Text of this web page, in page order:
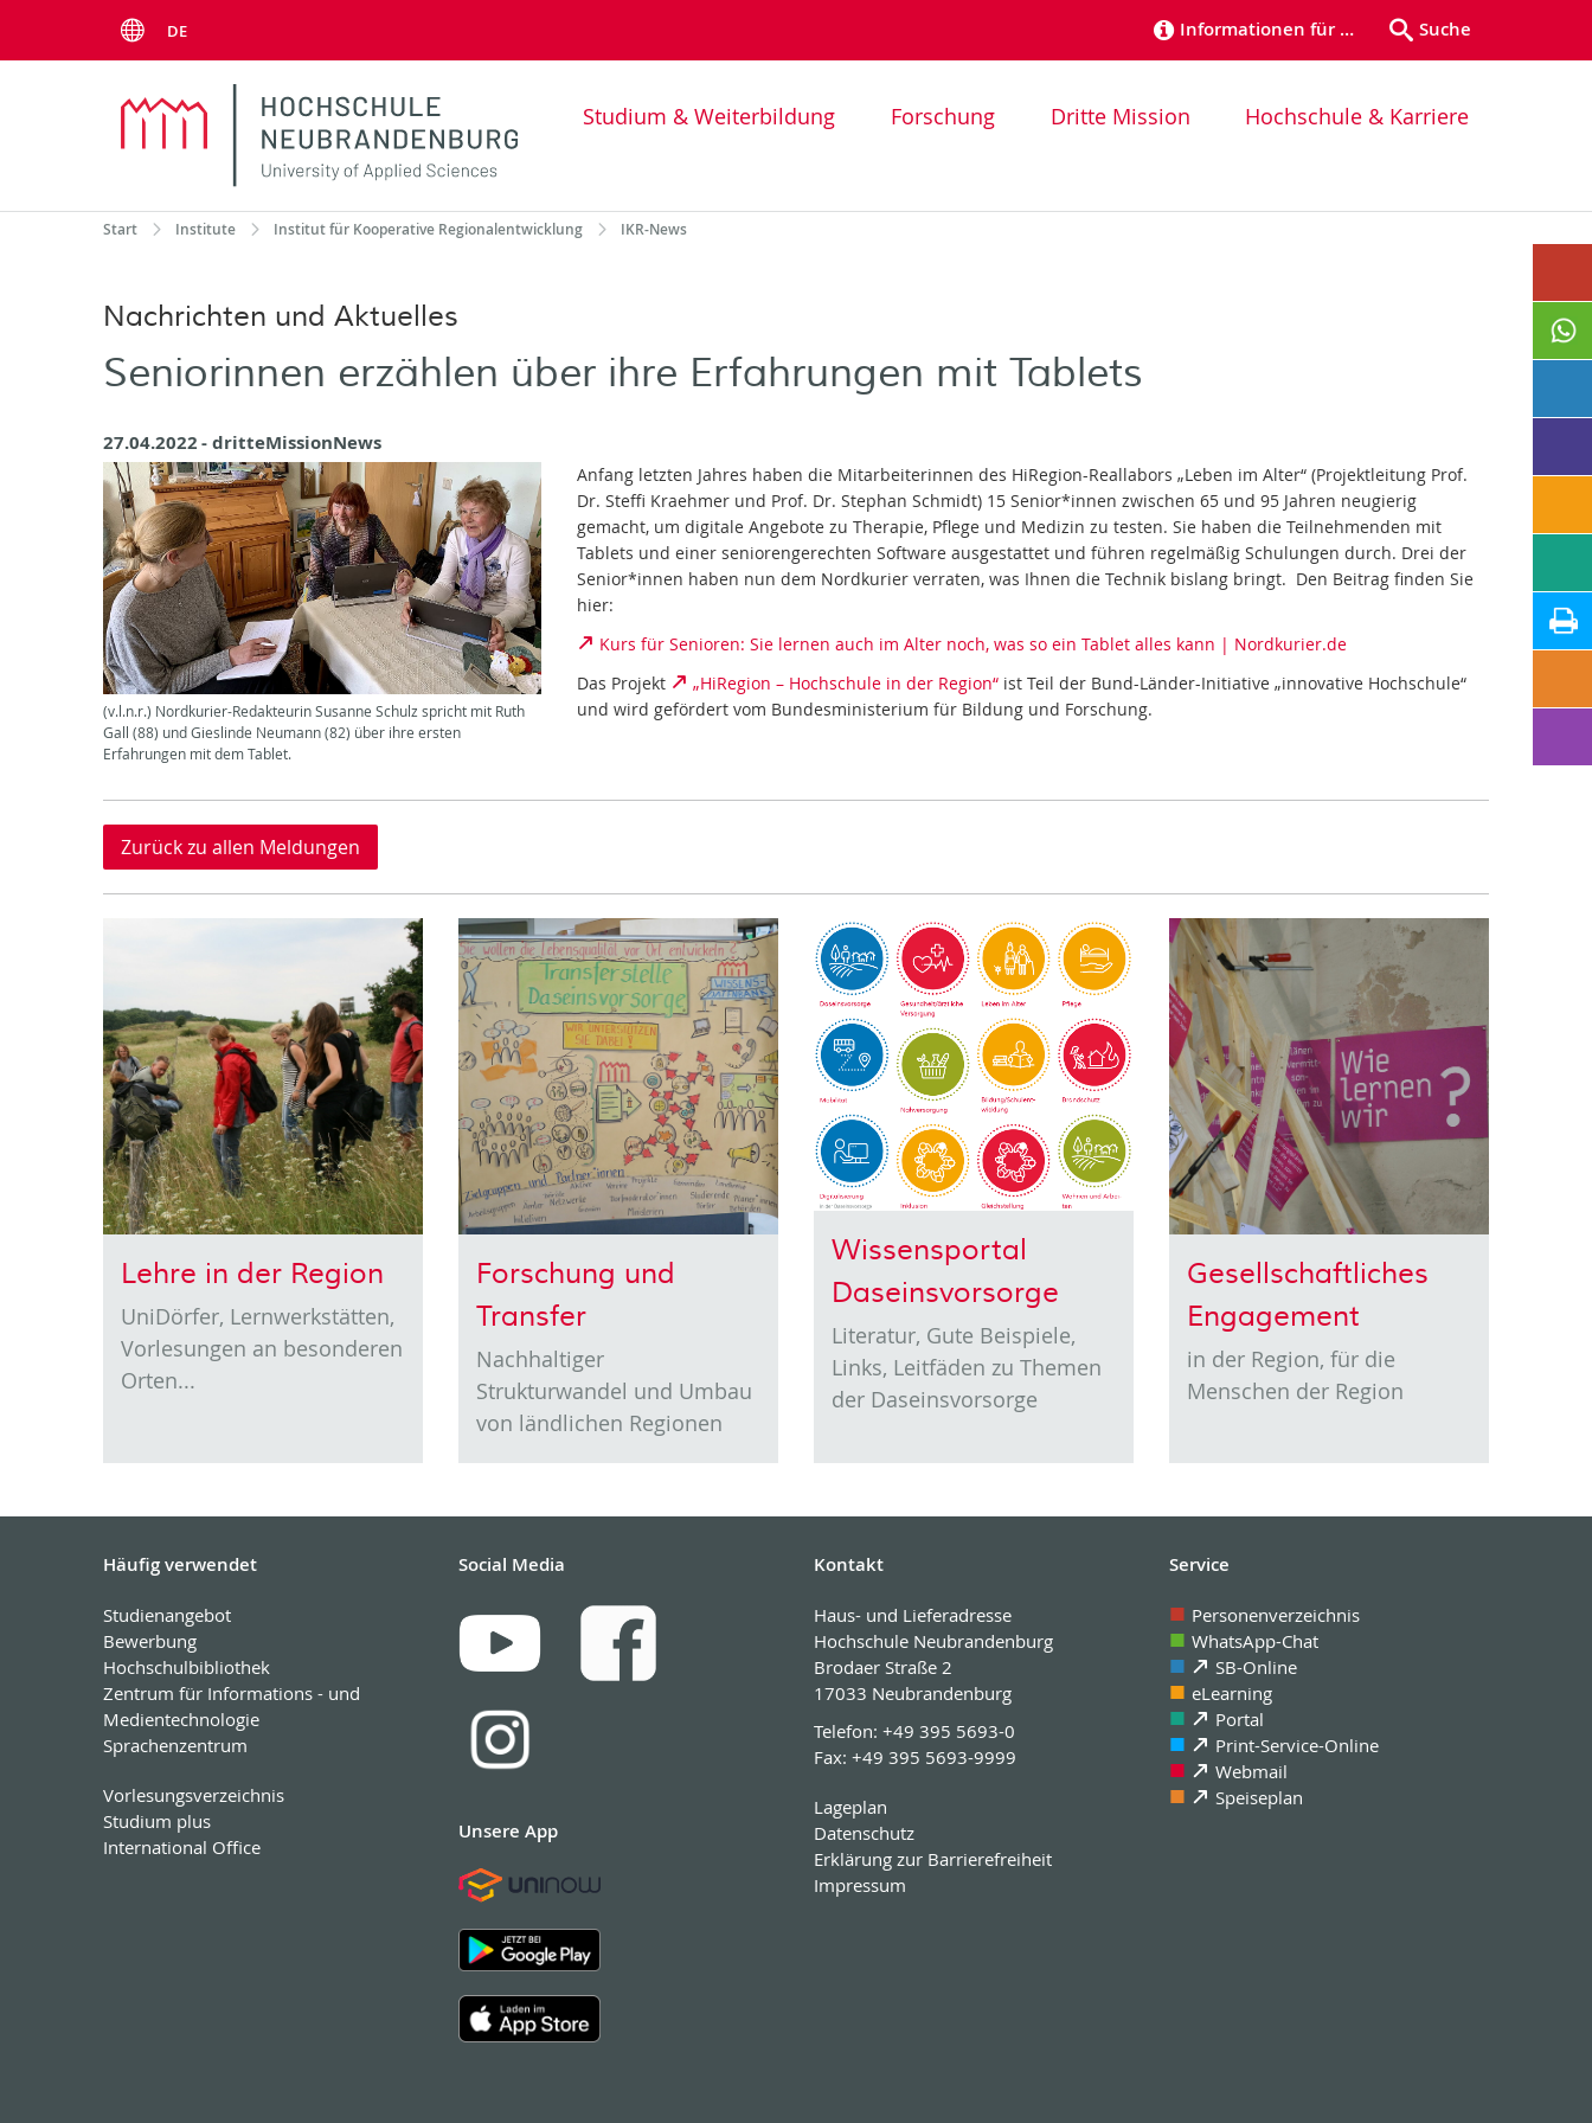
DE Informationen für … Suche
Studium & Weiterbildung Forschung Dritte Mission Hochschule & Karriere
Start Institute Institut für Kooperative Regionalentwicklung IKR-News
Nachrichten und Aktuelles
Seniorinnen erzählen über ihre Erfahrungen mit Tablets
27.04.2022 dritteMissionNews
(v.l.n.r.) Nordkurier-Redakteurin Susanne Schulz spricht mit Ruth
Gall (88) und Gieslinde Neumann (82) über ihre ersten
Erfahrungen mit dem Tablet.
Anfang letzten Jahres haben die Mitarbeiterinnen des HiRegion-Reallabors „Leben im Alter“ (Projektleitung Prof.
Dr. Steffi Kraehmer und Prof. Dr. Stephan Schmidt) 15 Senior*innen zwischen 65 und 95 Jahren neugierig
gemacht, um digitale Angebote zu Therapie, Pflege und Medizin zu testen. Sie haben die Teilnehmenden mit
Tablets und einer seniorengerechten Software ausgestattet und führen regelmäßig Schulungen durch. Drei der
Senior*innen haben nun dem Nordkurier verraten, was Ihnen die Technik bislang bringt. Den Beitrag finden Sie
hier:
Kurs für Senioren: Sie lernen auch im Alter noch, was so ein Tablet alles kann | Nordkurier.de
Das Projekt
„HiRegion – Hochschule in der Region“ist Teil der Bund-Länder-Initiative „innovative Hochschule“
und wird gefördert vom Bundesministerium für Bildung und Forschung.
Zurück zu allen Meldungen
Lehre in der Region
UniDörfer, Lernwerkstätten,
Vorlesungen an besonderen
Orten...
Forschung und
Transfer
Nachhaltiger
Strukturwandel und Umbau
von ländlichen Regionen
Wissensportal
Daseinsvorsorge
Literatur, Gute Beispiele,
Links, Leitfäden zu Themen
der Daseinsvorsorge
Gesellschaftliches
Engagement
in der Region, für die
Menschen der Region
Häufig verwendet
Studienangebot
Bewerbung
Hochschulbibliothek
Zentrum für Informations - und
Medientechnologie
Sprachenzentrum
Vorlesungsverzeichnis
Studium plus
International Office
Social Media
Unsere App
Kontakt
Haus- und Lieferadresse
Hochschule Neubrandenburg
Brodaer Straße 2
17033 Neubrandenburg
Telefon: +49 395 5693-0
Fax: +49 395 5693-9999
Lageplan
Datenschutz
Erklärung zur Barrierefreiheit
Impressum
Service
Personenverzeichnis
WhatsApp-Chat
SB-Online
eLearning
Portal
Print-Service-Online
Webmail
Speiseplan